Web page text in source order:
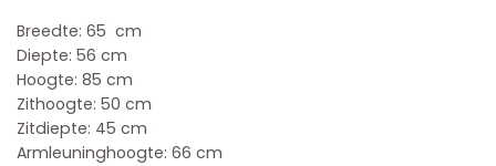
Breedte: 65 cm
Diepte: 56 cm
Hoogte: 85 cm
Zithoogte: 50 cm
Zitdiepte: 45 cm
Armleuninghoogte: 66 cm